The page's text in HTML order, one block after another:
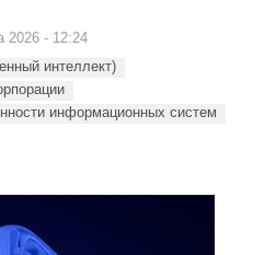
2026 - 12:24
интеллект)
информационных систем